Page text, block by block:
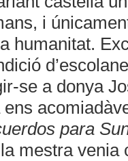
i
humanitat.
se a donya
para
mestra venia